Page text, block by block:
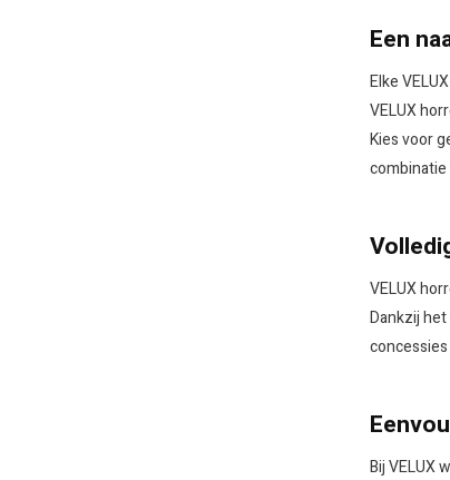
Een
Elke
VELUX
Kies voor
VELUX
Dankzij
Bij VELUX